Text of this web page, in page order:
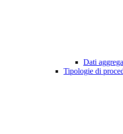
Dati
Tipologie di